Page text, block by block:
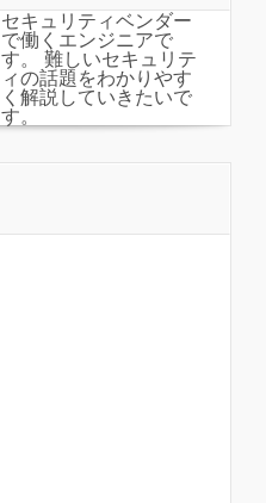
セキュリティベンダー
で働くエンジニアで
す。 難しいセキュリテ
ィの話題をわかりやす
く解説していきたいで
す。